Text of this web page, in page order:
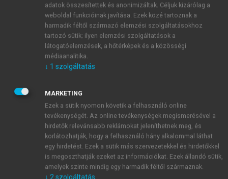
2004. október 1-től 2007. december 31.-ig az ÁPV
Rt. FB elnöke, majd 2008. január 1-től 2010. június
14-ig a Nemzeti Vagyongazdálkodási Tanács és
Magyar Nemzeti Vagyonkezelő Zrt. Ellenőrző
Bizottsága elnöke. Pályafutását élsportolóként
szerzett.
Több mint 15 évet töltött az üzleti életben, az
ÁB-AEGON Biztosító Rt. értékesítési és marketing
igazgatója, aHungária Biztosítóvezérigazgató-
helyettese és IG tagja, egyben a Nyugdíjpénztár IT
elnöke és a Hungária Vagyonkezelő Kft. FB elnöke
volt. Később a német tulajdonban lévő ARAG
adatok összesítettek és anonimizáltak. Céljuk kizárólag a
weboldal funkcióinak javítása. Ezek közé tartoznak a
harmadik féltől származó elemzési szolgáltatásokhoz
tartozó sütik; ilyen elemzési szolgáltatások a
látogatóelemzések, a hőtérképek és a közösségi
médiaanalitika.
↓ 1 szolgáltatás
MARKETING
Ezek a sütik nyomon követik a felhasználó online
tevékenységét. Az online tevékenységek megismerésével a
hirdetők relevánsabb reklámokat jeleníthetnek meg, és
korlátozhatják, hogy a felhasználó hány alkalommal láthat
egy hirdetést. Ezek a sütik más szervezetekkel és hirdetőkkel
is megoszthatják ezeket az információkat. Ezek állandó sütik,
amelyek szinte mindig egy harmadik féltől származnak.
↓ 2szolgáltatás